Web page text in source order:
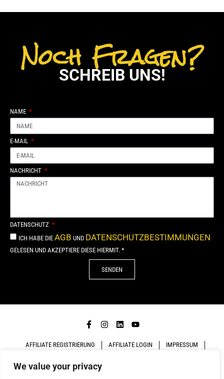
We value your privacy
Noch Fragen?
SCHREIB UNS!
NAME
E-MAIL
NACHRICHT
DATENSCHUTZ
ICH HABE DIE AGB UND DATENSCHUTZBESTIMMUNGEN
GELESEN UND AKZEPTIERE DIESE HIERMIT. *
SENDEN
AFFILIATE REGISTRIERUNG AFFILIATE LOGIN IMPRESSUM
DATENSCHUTZ